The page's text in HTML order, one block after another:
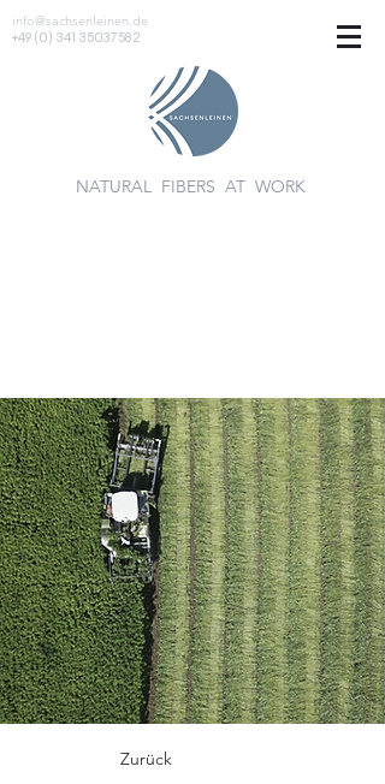
info@sachsenleinen.de
+49 (0) 341 35037582
NATURAL FIBERS AT WORK
Zurück